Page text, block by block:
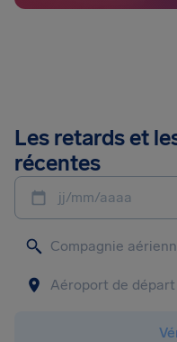
Les retards et
récentes
jj/mm/aaaa